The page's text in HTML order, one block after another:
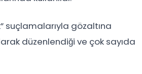
suçlamalarıyla gözaltına
düzenlendiği ve çok sayıda